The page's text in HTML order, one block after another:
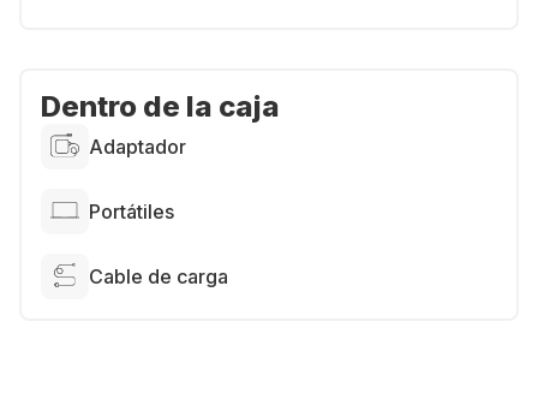
Dentro de la caja
Adaptador
Portátiles
Cable de carga